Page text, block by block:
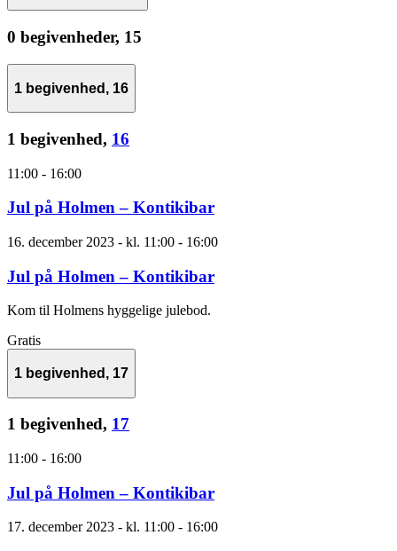
0 begivenheder, 15
1 begivenhed, 16
1 begivenhed, 16
11:00 - 16:00
Jul på Holmen – Kontikibar
16. december 2023 - kl. 11:00 - 16:00
Jul på Holmen – Kontikibar
Kom til Holmens hyggelige julebod.
Gratis
1 begivenhed, 17
1 begivenhed, 17
11:00 - 16:00
Jul på Holmen – Kontikibar
17. december 2023 - kl. 11:00 - 16:00